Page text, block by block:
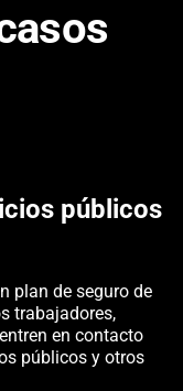
públicos
plan de seguro de
trabajadores,
en contacto
públicos y otros